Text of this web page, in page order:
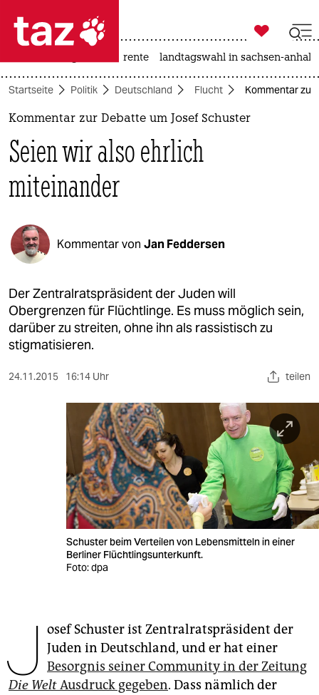
 taz zahl ich
taz zahl ich
politik
öko
gesellschaft
kultur
sport
berlin
nord
wahrheit
veranstaltungen
fragen & hilfe
unterstützen
epaper login

taz zahl ich
rente landtagswahl in sachsen-anhalt
Startseite Politik Deutschland Flucht Kommentar zur
Kommentar zur Debatte um Josef Schuster
Seien wir also ehrlich
miteinander
Kommentar von Jan Feddersen
Der Zentralratspräsident der Juden will
Obergrenzen für Flüchtlinge. Es muss möglich sein,
darüber zu streiten, ohne ihn als rassistisch zu
stigmatisieren.
24.11.2015 16:14 Uhr teilen
Schuster beim Verteilen von Lebensmitteln in einer
Berliner Flüchtlingsunterkunft.
Foto: dpa
J osef Schuster ist Zentralratspräsident der
Juden in Deutschland, und er hat einer
Besorgnis seiner Community in der Zeitung
Die WeltAusdruck gegeben. Dass nämlich der